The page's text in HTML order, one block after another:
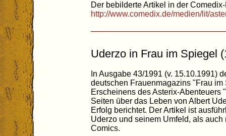
Der bebilderte Artikel in der
http://www.comedix.de/medien/lit/
Uderzo in Frau im Spiegel
In Ausgabe 43/1991 (v. 15.10.1991)
deutschen Frauenmagazins "Frau
Erscheinens des Asterix-Abenteuers
Seiten über das Leben von Albert
Erfolg berichtet. Der Artikel ist
Uderzo und seinem Umfeld, als
Comics.